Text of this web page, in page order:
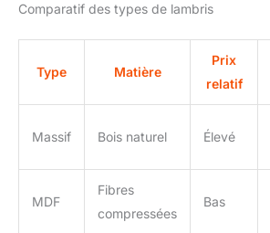
Comparatif des types de lambris
Type Matière
Prix
relatif
Massif Bois naturel Élevé
MDF
Fibres
compressées
Bas